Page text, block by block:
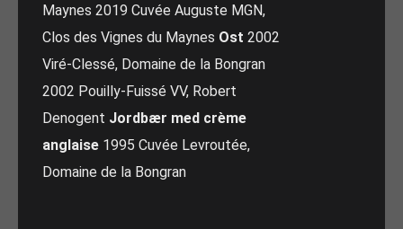
Maynes 2019 Cuvée Auguste MGN,
Clos des Vignes du Maynes Ost 2002
Viré-Clessé, Domaine de la Bongran
2002 Pouilly-Fuissé VV, Robert
Denogent Jordbær med crème
anglaise 1995 Cuvée Levroutée,
Domaine de la Bongran